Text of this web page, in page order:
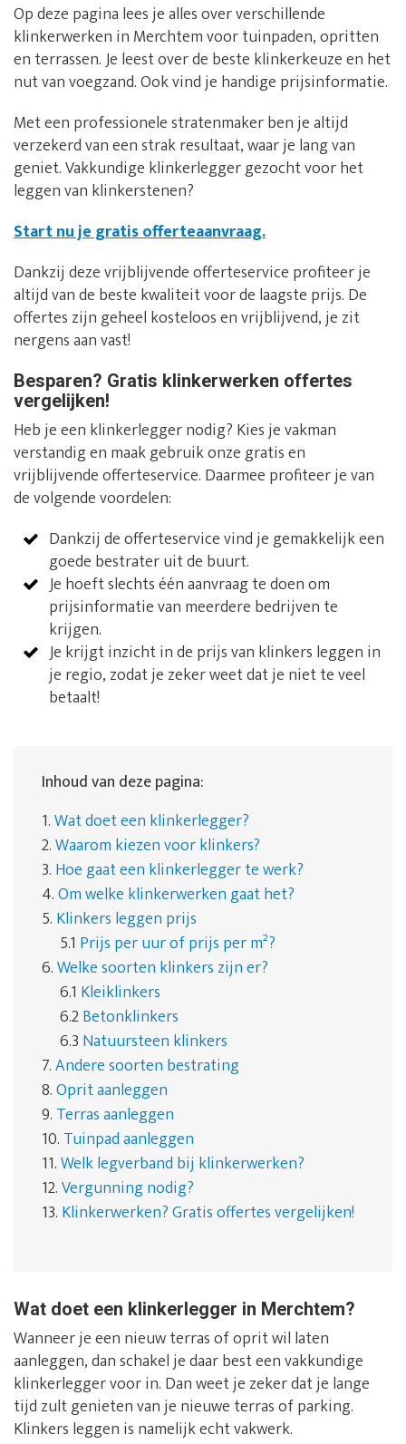
Op deze pagina lees je alles over verschillende
klinkerwerken in Merchtem voor tuinpaden, opritten
en terrassen. Je leest over de beste klinkerkeuze en het
nut van voegzand. Ook vind je handige prijsinformatie.
Met een professionele stratenmaker ben je altijd
verzekerd van een strak resultaat, waar je lang van
geniet. Vakkundige klinkerlegger gezocht voor het
leggen van klinkerstenen?
Start nu je gratis offerteaanvraag.
Dankzij deze vrijblijvende offerteservice profiteer je
altijd van de beste kwaliteit voor de laagste prijs. De
offertes zijn geheel kosteloos en vrijblijvend, je zit
nergens aan vast!
Besparen? Gratis klinkerwerken offertes
vergelijken!
Heb je een klinkerlegger nodig? Kies je vakman
verstandig en maak gebruik onze gratis en
vrijblijvende offerteservice. Daarmee profiteer je van
de volgende voordelen:
Dankzij de offerteservice vind je gemakkelijk een
goede bestrater uit de buurt.
Je hoeft slechts één aanvraag te doen om
prijsinformatie van meerdere bedrijven te
krijgen.
Je krijgt inzicht in de prijs van klinkers leggen in
je regio, zodat je zeker weet dat je niet te veel
betaalt!
Inhoud van deze pagina:
1.Wat doet een klinkerlegger?
2.Waarom kiezen voor klinkers?
3. Hoe gaat een klinkerlegger te werk?
4.Om welke klinkerwerken gaat het?
5. Klinkers leggen prijs
5.1 Prijs per uur of prijs per m²?
6.Welke soorten klinkers zijn er?
6.1 Kleiklinkers
6.2Betonklinkers
6.3 Natuursteen klinkers
7.Andere soorten bestrating
8.Oprit aanleggen
9. Terras aanleggen
10. Tuinpad aanleggen
11.Welk legverband bij klinkerwerken?
12.Vergunning nodig?
13. Klinkerwerken? Gratis offertes vergelijken!
Wat doet een klinkerlegger in Merchtem?
Wanneer je een nieuw terras of oprit wil laten
aanleggen, dan schakel je daar best een vakkundige
klinkerlegger voor in. Dan weet je zeker dat je lange
tijd zult genieten van je nieuwe terras of parking.
Klinkers leggen is namelijk echt vakwerk.